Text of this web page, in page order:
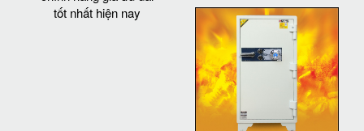
tốt nhất hiện nay